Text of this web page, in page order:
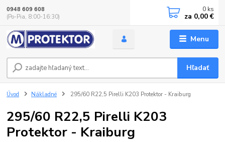
Menu
Hľadať
0948 609 608
(Po-Pia, 8:00-16:30)
0 ks
za 0,00 €
Úvod Nákladné 295/60 R22,5 Pirelli K203 Protektor - Kraiburg
295/60 R22,5 Pirelli K203
Protektor - Kraiburg